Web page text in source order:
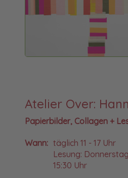
Atelier Over:
Papierbilder, Collagen +
Wann: täglich 11 - 17 Uhr
Lesung:
15:30 Uhr